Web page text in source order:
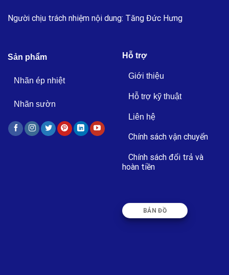
Người chịu trách nhiệm nội dung: Tăng Đức Hưng
Sản phẩm
Nhãn ép nhiệt
Nhãn sườn
Hỗ trợ
Giới thiệu
Hỗ trợ kỹ thuật
Liên hệ
Chính sách vận chuyển
Chính sách đổi trả và
hoàn tiền
BẢN ĐỒ